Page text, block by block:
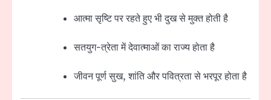
आत्मा सृष्टि पर रहते हुए भी दुख से मुक्त होती है
सतयुग-त्रेता में देवात्माओं का राज्य होता है
जीवन पूर्ण सुख, शांति और पवित्रता से भरपूर होता है